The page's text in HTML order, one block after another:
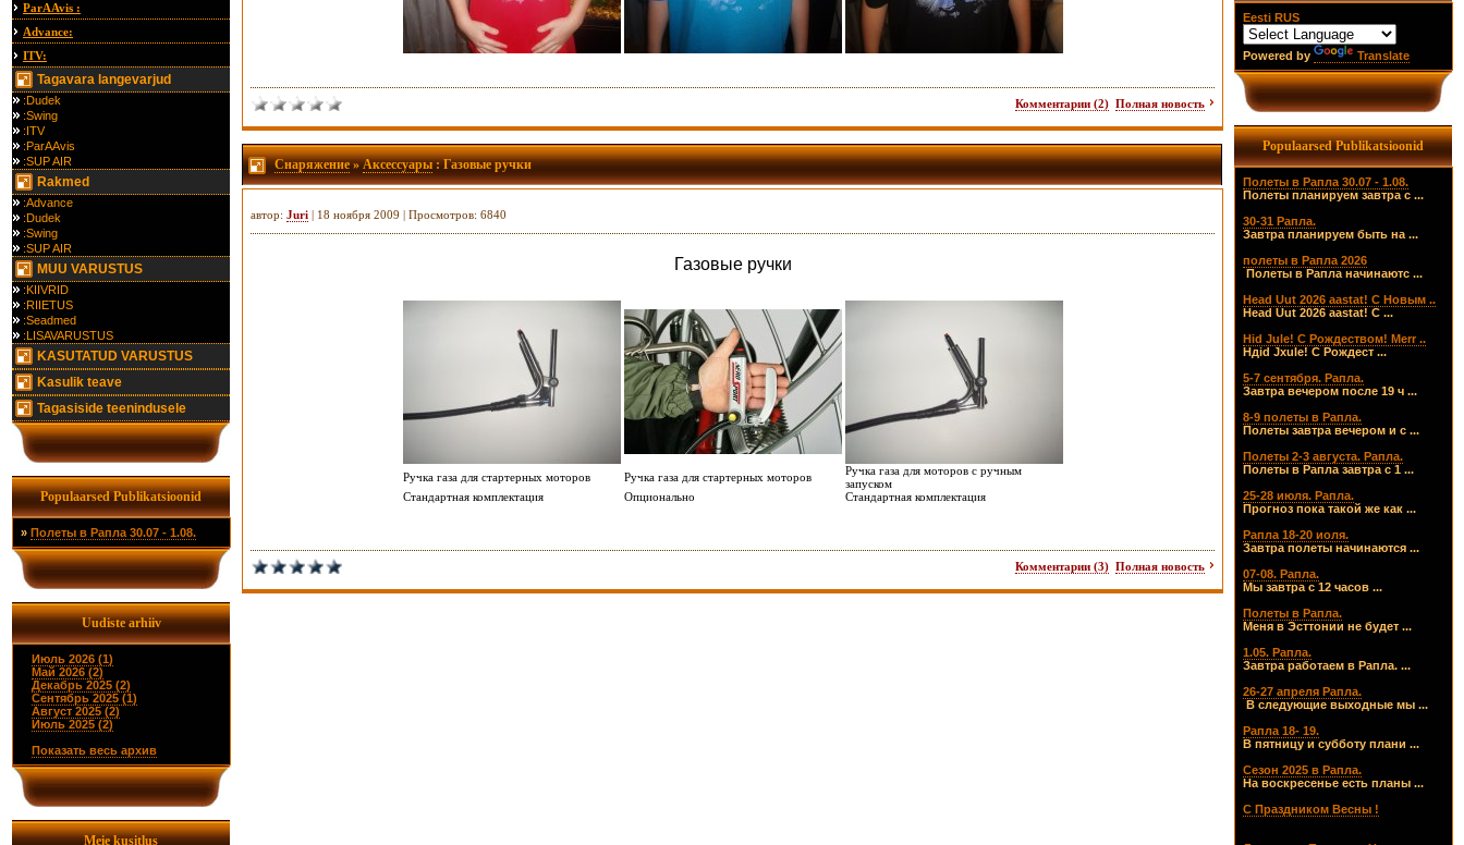
ParAAvis :
Advance:
ITV:
Tagavara langevarjud
:Dudek
:Swing
:ITV
:ParAAvis
:SUP AIR
Rakmed
:Advance
:Dudek
:Swing
:SUP AIR
MUU VARUSTUS
:KIIVRID
:RIIETUS
:Seadmed
:LISAVARUSTUS
KASUTATUD VARUSTUS
Kasulik teave
Tagasiside teenindusele
Populaarsed Publikatsioonid
» Полеты в Рапла 30.07 - 1.08.
Uudiste arhiiv
Июль 2026 (1)
Май 2026 (2)
Декабрь 2025 (2)
Сентябрь 2025 (1)
Август 2025 (2)
Июль 2025 (2)
Показать весь архив
Meie kusitlus
Комментарии (2) Полная новость
Снаряжение»Аксессуары: Газовые ручки
автор: Juri | 18 ноября 2009 | Просмотров: 6840
Газовые ручки
Ручка газа для стартерных моторов Ручка газа для стартерных моторов
Ручка газа для моторов с ручным
запуском
Стандартная комплектация
Опционально Стандартная комплектация
Комментарии (3) Полная новость
Eesti RUS
Powered by Translate
Populaarsed Publikatsioonid
Полеты в Рапла 30.07 - 1.08.
Полеты планируем завтра с ...
30-31 Рапла.
Завтра планируем быть на ...
полеты в Рапла 2026
Полеты в Рапла начинаютс ...
Head Uut 2026 aastat! С Новым ..
Head Uut 2026 aastat! С ...
Hid Jule! С Рождеством! Merr ..
Hдid Jхule! С Рождест ...
5-7 сентября. Рапла.
Завтра вечером после 19 ч ...
8-9 полеты в Рапла.
Полеты завтра вечером и с ...
Полеты 2-3 августа. Рапла.
Полеты в Рапла завтра с 1 ...
25-28 июля. Рапла.
Прогноз пока такой же как ...
Рапла 18-20 иоля.
Завтра полеты начинаются ...
07-08. Рапла.
Мы завтра с 12 часов ...
Полеты в Рапла.
Меня в Эсттонии не будет ...
1.05. Рапла.
Завтра работаем в Рапла. ...
26-27 апреля Рапла.
В следующие выходные мы ...
Рапла 18- 19.
В пятницу и субботу плани ...
Сезон 2025 в Рапла.
На воскресенье есть планы ...
С Праздником Весны !